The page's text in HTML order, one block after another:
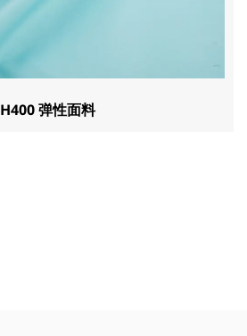
H400 弹性面料